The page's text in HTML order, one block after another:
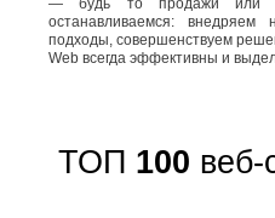
— будь то продажи
останавливаемся: внедряем
подходы, совершенствуем
Web всегда эффективны и
ТОП 100 веб-